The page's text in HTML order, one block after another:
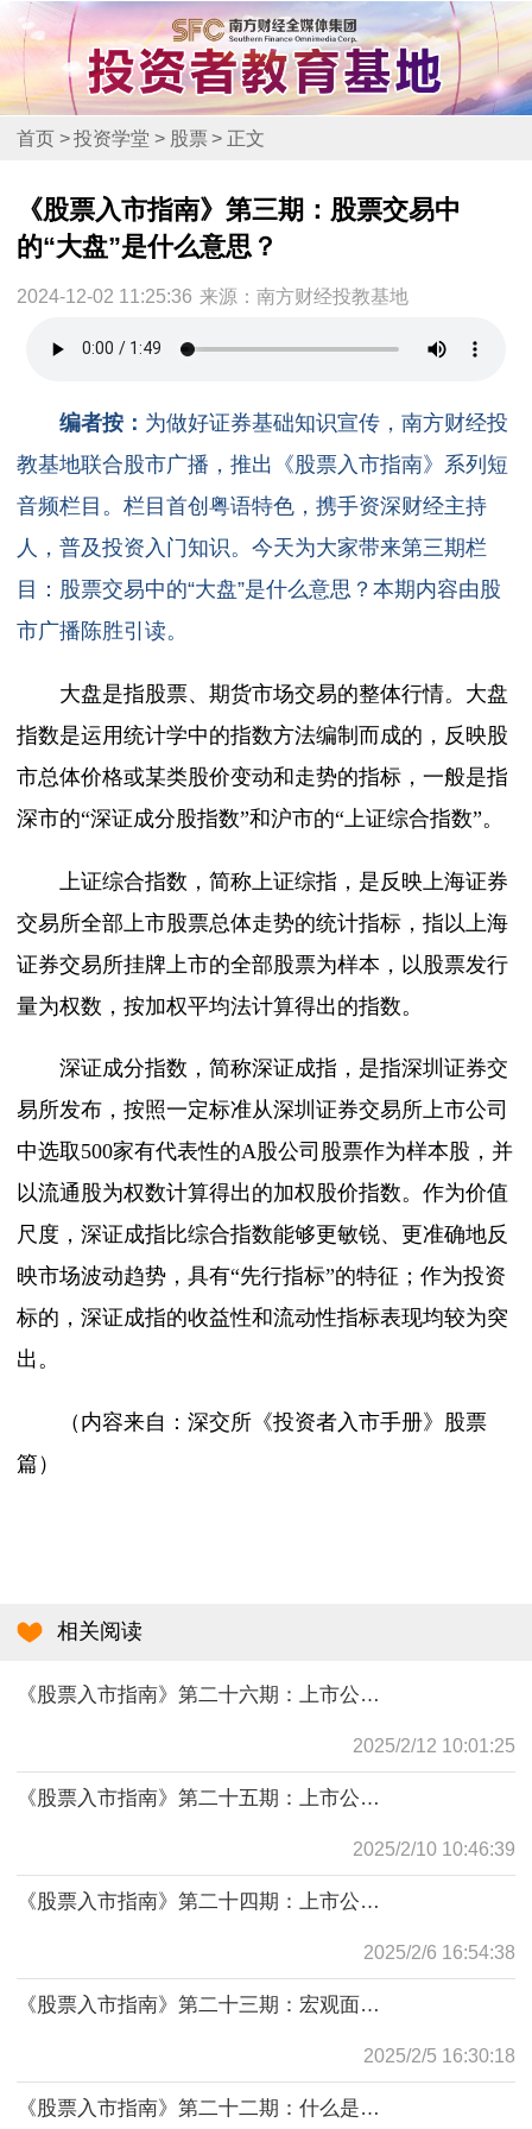
首页 > 投资学堂 > 股票 > 正文
《股票入市指南》第三期：股票交易中
的“大盘”是什么意思？
2024-12-02 11:25:36 来源：南方财经投教基地
编者按： 为做好证券基础知识宣传，南方财经投
教基地联合股市广播，推出《股票入市指南》系列短
音频栏目。栏目首创粤语特色，携手资深财经主持
人，普及投资入门知识。今天为大家带来第三期栏
目：股票交易中的“大盘”是什么意思？本期内容由股
市广播陈胜引读。
大盘是指股票、期货市场交易的整体行情。大盘
指数是运用统计学中的指数方法编制而成的，反映股
市总体价格或某类股价变动和走势的指标，一般是指
深市的“深证成分股指数”和沪市的“上证综合指数”。
上证综合指数，简称上证综指，是反映上海证券
交易所全部上市股票总体走势的统计指标，指以上海
证券交易所挂牌上市的全部股票为样本，以股票发行
量为权数，按加权平均法计算得出的指数。
深证成分指数，简称深证成指，是指深圳证券交
易所发布，按照一定标准从深圳证券交易所上市公司
中选取500家有代表性的A股公司股票作为样本股，并
以流通股为权数计算得出的加权股价指数。作为价值
尺度，深证成指比综合指数能够更敏锐、更准确地反
映市场波动趋势，具有“先行指标”的特征；作为投资
标的，深证成指的收益性和流动性指标表现均较为突
出。
（内容来自：深交所《投资者入市手册》股票
篇）
相关阅读
《股票入市指南》第二十六期：上市公司主要信息披露文件
2025/2/12 10:01:25
《股票入市指南》第二十五期：上市公司信息披露遵循的原则（二）
2025/2/10 10:46:39
《股票入市指南》第二十四期：上市公司信息披露遵循的原则（一）
2025/2/6 16:54:38
《股票入市指南》第二十三期：宏观面分析的主要内容
2025/2/5 16:30:18
《股票入市指南》第二十二期：什么是信息披露？